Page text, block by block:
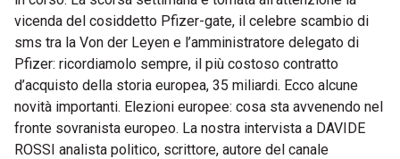
vicenda del cosiddetto Pfizer-gate, il celebre scambio di
sms tra la Von der Leyen e l’amministratore delegato di
Pfizer: ricordiamolo sempre, il più costoso contratto
d’acquisto della storia europea, 35 miliardi. Ecco alcune
novità importanti. Elezioni europee: cosa sta avvenendo nel
fronte sovranista europeo. La nostra intervista a DAVIDE
ROSSI analista politico, scrittore, autore del canale